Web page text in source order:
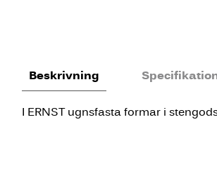
Beskrivning
I ERNST ugnsfasta formar i